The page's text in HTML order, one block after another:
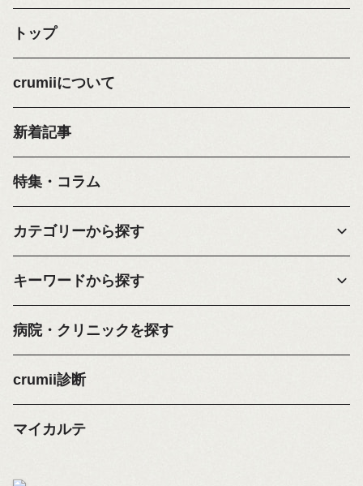
トップ
crumiiについて
新着記事
特集・コラム
カテゴリーから探す
キーワードから探す
病院・クリニックを探す
crumii診断
マイカルテ